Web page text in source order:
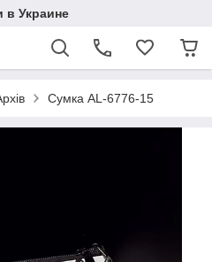
в Украине
Сумка AL-6776-15